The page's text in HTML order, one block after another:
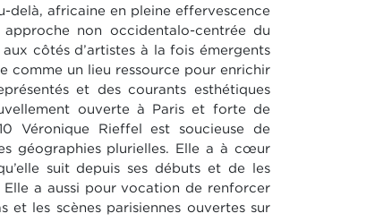
delà, africaine en pleine effervescence
non occidentalo-centrée du
côtés d’artistes à la fois émergents
comme un lieu ressource pour enrichir
et des courants esthétiques
ouverte à Paris et forte de
Véronique Rieffel est soucieuse de
géographies plurielles. Elle a à cœur
suit depuis ses débuts et de les
a aussi pour vocation de renforcer
et les scènes parisiennes ouvertes sur